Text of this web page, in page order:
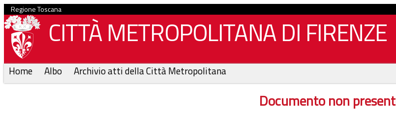
Regione Toscana
CITTÀ METROPOLITANA DI FIRENZE
Home Albo Archivio atti della Città Metropolitana
Documento non